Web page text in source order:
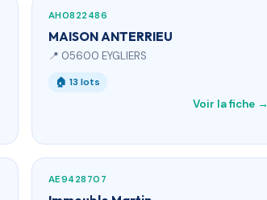
AH0822486
MAISON ANTERRIEU
📍 05600 EYGLIERS
🏠 13 lots
Voir la fiche →
AE9428707